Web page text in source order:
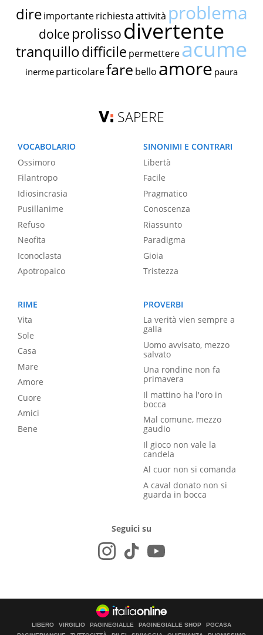
dire importante richiestaattività problema
dolce prolissodivertente
tranquillodifficile permettereacume
inerme particolarefare bello amore paura
SAPERE
VOCABOLARIO
Ossimoro
Filantropo
Idiosincrasia
Pusillanime
Refuso
Neofita
Iconoclasta
Apotropaico
SINONIMI E CONTRARI
Libertà
Facile
Pragmatico
Conoscenza
Riassunto
Paradigma
Gioia
Tristezza
RIME
Vita
Sole
Casa
Mare
Amore
Cuore
Amici
Bene
PROVERBI
La verità vien sempre a
galla
Uomo avvisato, mezzo
salvato
Una rondine non fa
primavera
Il mattino ha l'oro in
bocca
Mal comune, mezzo
gaudio
Il gioco non vale la
candela
Al cuor non si comanda
A caval donato non si
guarda in bocca
Seguici su
LIBERO VIRGILIO PAGINEGIALLE PAGINEGIALLE SHOP
PGCASA